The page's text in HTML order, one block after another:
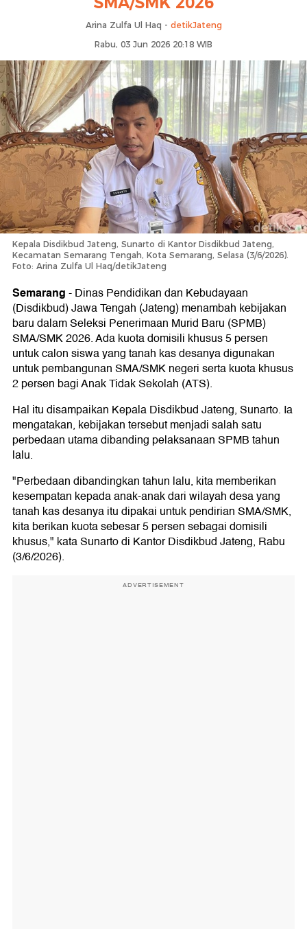
Arina Zulfa Ul Haq - detikJateng
Rabu, 03 Jun 2026 20:18 WIB
Kepala Disdikbud Jateng, Sunarto di Kantor Disdikbud Jateng,
Kecamatan Semarang Tengah, Kota Semarang, Selasa (3/6/2026).
Foto: Arina Zulfa Ul Haq/detikJateng
Semarang-Dinas Pendidikan dan Kebudayaan
(Disdikbud) Jawa Tengah (Jateng) menambah kebijakan
baru dalam Seleksi Penerimaan Murid Baru (SPMB)
SMA/SMK 2026. Ada kuota domisili khusus 5 persen
untuk calon siswa yang tanah kas desanya digunakan
untuk pembangunan SMA/SMK negeri serta kuota khusus
2 persen bagi Anak Tidak Sekolah (ATS).
Hal itu disampaikan Kepala Disdikbud Jateng, Sunarto. Ia
mengatakan, kebijakan tersebut menjadi salah satu
perbedaan utama dibanding pelaksanaan SPMB tahun
lalu.
"Perbedaan dibandingkan tahun lalu, kita memberikan
kesempatan kepada anak-anak dari wilayah desa yang
tanah kas desanya itu dipakai untuk pendirian SMA/SMK,
kita berikan kuota sebesar 5 persen sebagai domisili
khusus," kata Sunarto di Kantor Disdikbud Jateng, Rabu
(3/6/2026).
ADVERTISEMENT